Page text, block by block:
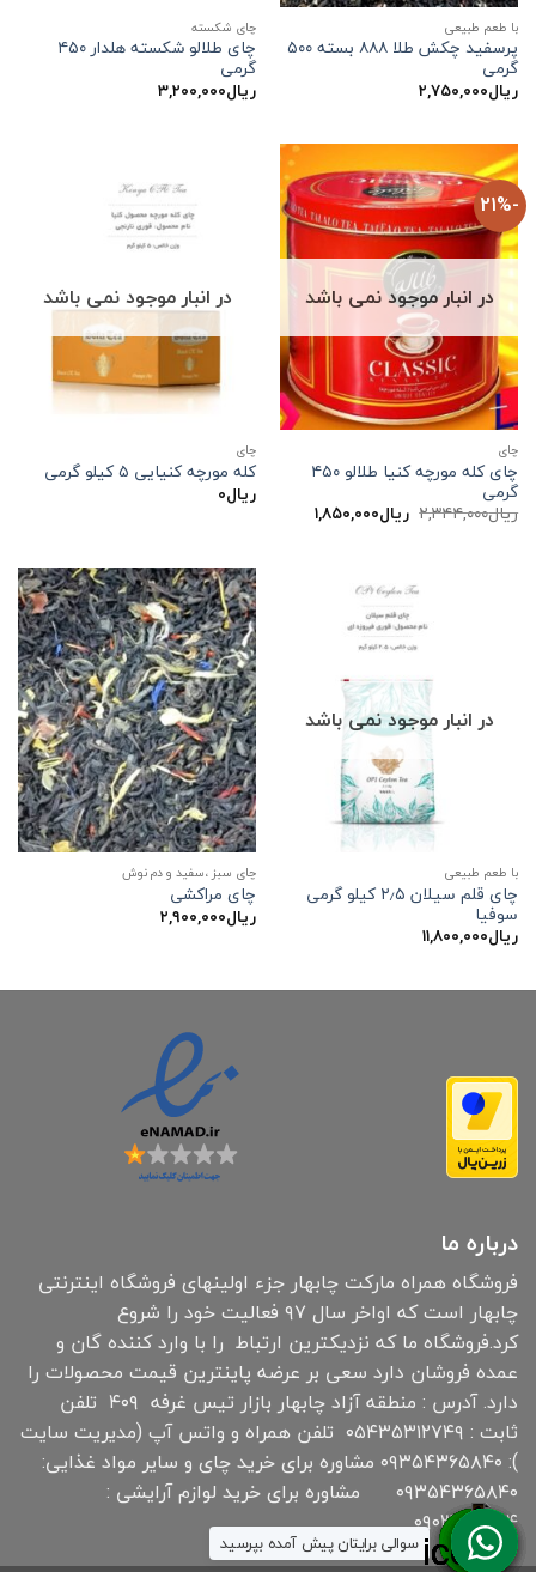
با طعم طبیعی
پرسفید چکش طلا ۸۸۸ بسته ۵۰۰
گرمی
ریال۲,۷۵۰,۰۰۰
چای شکسته
چای طلالو شکسته هلدار ۴۵۰
گرمی
ریال۳,۲۰۰,۰۰۰
-21%
در انبار موجود نمی باشد
چاي
چای کله مورچه کنیا طلالو ۴۵۰
گرمی
ریال۲,۳۴۴,۰۰۰ قیمت
اصلی:
ریال۱,۸۵۰,۰۰۰قیمت
فعلی:
در انبار موجود نمی باشد
چاي
کله مورچه کنیایی ۵ کیلو گرمی
ریال۰
در انبار موجود نمی باشد
با طعم طبیعی
چای قلم سیلان ۲٫۵ کیلو گرمی
سوفیا
ریال۱۱,۸۰۰,۰۰۰
چای سبز ،سفید و دم نوش
چای مراکشی
ریال۲,۹۰۰,۰۰۰
درباره ما
فروشگاه همراه مارکت چابهار جزء اولینهای فروشگاه اینترنتی
چابهار است که اواخر سال ۹۷ فعالیت خود را شروع
کرد.فروشگاه ما که نزدیکترین ارتباط را با وارد کننده گان و
عمده فروشان دارد سعی بر عرضه پاینترین قیمت محصولات را
دارد. آدرس : منطقه آزاد چابهار بازار تیس غرفه ۴۰۹ تلفن
ثابت : ۰۵۴۳۵۳۱۲۷۴۹ تلفن همراه و واتس آپ (مدیریت سایت
): ۰۹۳۵۴۳۶۵۸۴۰ مشاوره برای خرید چای و سایر مواد غذایی:
۰۹۳۵۴۳۶۵۸۴۰ مشاوره برای خرید لوازم آرایشی :
۰۹۰۳۰۱۹۱۸۳۴
سوالی برایتان پیش آمده بپرسید